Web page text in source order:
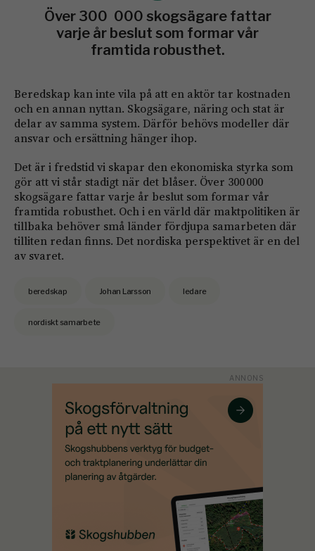
Över 300 000 skogsägare fattar
varje år beslut som formar vår
framtida robusthet.
Beredskap kan inte vila på att en aktör tar kostnaden
och en annan nyttan. Skogsägare, näring och stat är
delar av samma system. Därför behövs modeller där
ansvar och ersättning hänger ihop.
Det är i fredstid vi skapar den ekonomiska styrka som
gör att vi står stadigt när det blåser. Över 300 000
skogsägare fattar varje år beslut som formar vår
framtida robusthet. Och i en värld där maktpolitiken är
tillbaka behöver små länder fördjupa samarbeten där
tilliten redan finns. Det nordiska perspektivet är en del
av svaret.
beredskap Johan Larsson ledare
nordiskt samarbete